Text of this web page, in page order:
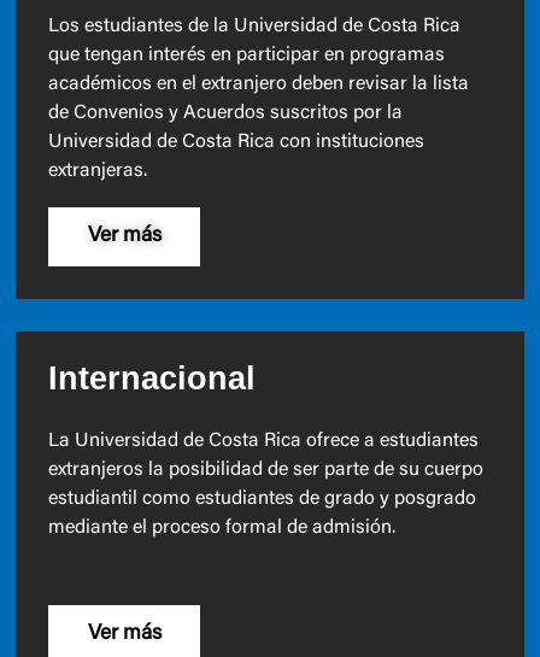
Los estudiantes de la Universidad de Costa Rica
que tengan interés en participar en programas
académicos en el extranjero deben revisar la lista
de Convenios y Acuerdos suscritos por la
Universidad de Costa Rica con instituciones
extranjeras.
Ver más
Internacional
La Universidad de Costa Rica ofrece a estudiantes
extranjeros la posibilidad de ser parte de su cuerpo
estudiantil como estudiantes de grado y posgrado
mediante el proceso formal de admisión.
Ver más